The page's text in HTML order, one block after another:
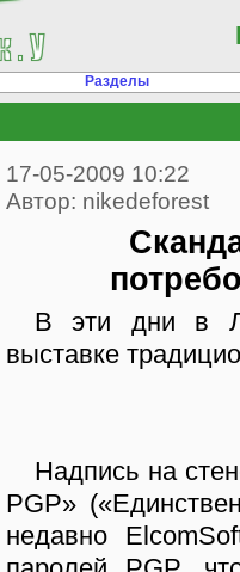
Разделы
17-05-2009 10:22
Автор: nikedeforest
В эти дни в Лондоне проходит Infosecurity Europe 2009. В
выставке
Надпись на стене стенда компании — «The only way to break into
PGP»
недавно